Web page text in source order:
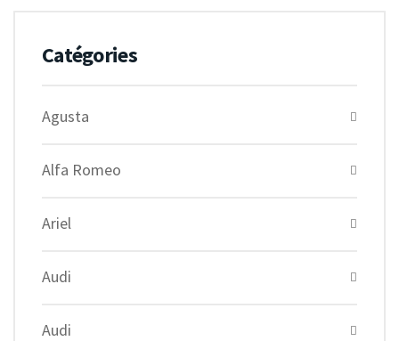
Catégories
Agusta
Alfa Romeo
Ariel
Audi
Audi